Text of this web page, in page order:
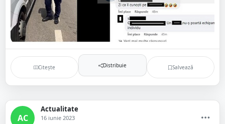
Citește Distribuie Salvează
AC
Actualitate
16 iunie 2023